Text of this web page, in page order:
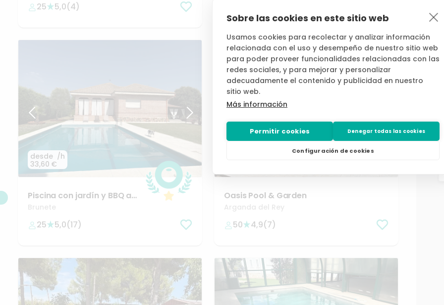
Sobre las cookies en este sitio web
Usamos cookies para recolectar y analizar información
relacionada con el uso y desempeño de nuestro sitio web
para poder proveer funcionalidades relacionadas con las
redes sociales, y para mejorar y personalizar
adecuadamente el contenido y publicidad en nuestro
sitio web.
Más información
Permitir cookies Denegar todas las cookies
Configuración de cookies
25 5,0(4)
desde
33,60 €
/h
Piscina con jardín y BBQ a
25 minutos
Brunete
25 5,0(17)
Oasis Pool & Garden
Arganda del Rey
50 4,9(7)